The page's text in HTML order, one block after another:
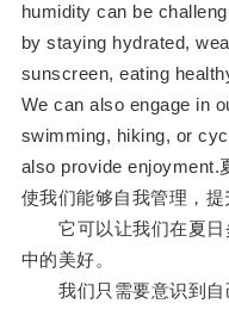
humidity can be
by staying hydrated,
sunscreen, eating
We can also engage in
swimming, hiking, or
also provide enjoyment.
使我们能够自我管理，提
它可以让我们在夏日
中的美好。
我们只需要意识到自